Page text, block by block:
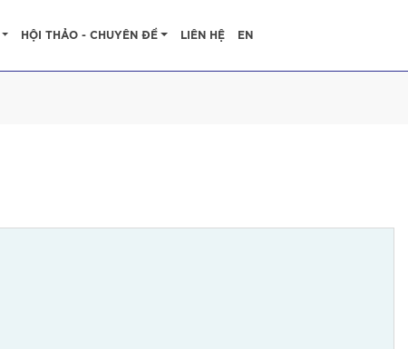
HỘI THẢO - CHUYÊN ĐỀ LIÊN HỆ EN